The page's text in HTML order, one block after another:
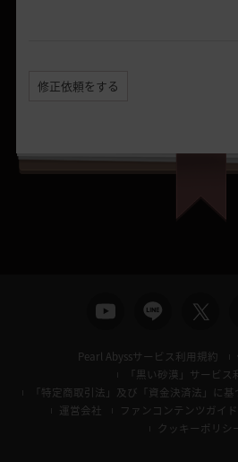
修正依頼をする
Pearl Abyssサービス利用規約
「黒い砂漠」サービス
「特定商取引法」及び「資金決済法」に
運営会社
ファンコンテンツガイド
クッキーポリシ